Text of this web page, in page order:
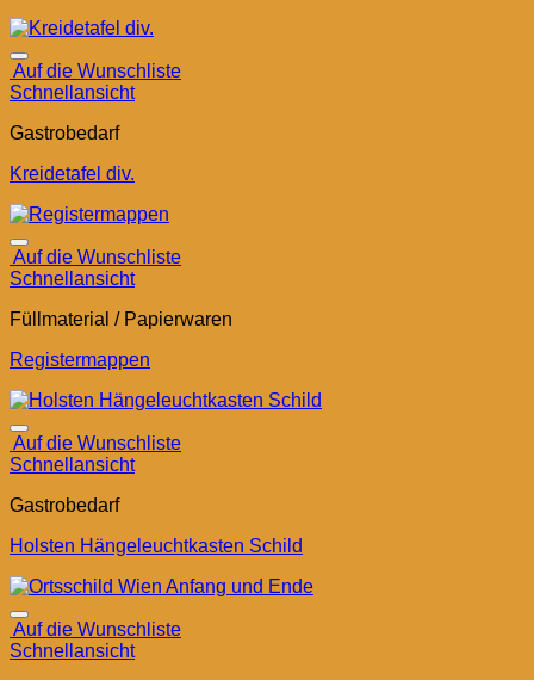
Auf die Wunschliste
Schnellansicht
Gastrobedarf
Kreidetafel div.
Auf die Wunschliste
Schnellansicht
Füllmaterial / Papierwaren
Registermappen
Auf die Wunschliste
Schnellansicht
Gastrobedarf
Holsten Hängeleuchtkasten Schild
Auf die Wunschliste
Schnellansicht